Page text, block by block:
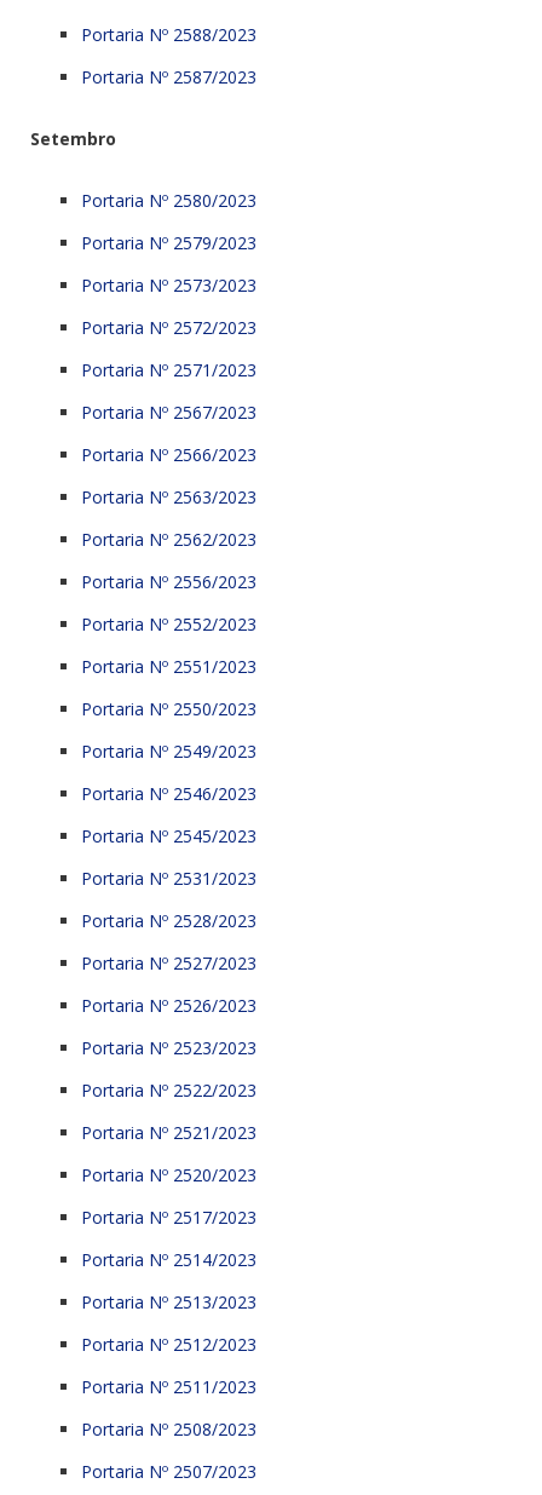
Portaria Nº 2588/2023
Portaria Nº 2587/2023
Setembro
Portaria Nº 2580/2023
Portaria Nº 2579/2023
Portaria Nº 2573/2023
Portaria Nº 2572/2023
Portaria Nº 2571/2023
Portaria Nº 2567/2023
Portaria Nº 2566/2023
Portaria Nº 2563/2023
Portaria Nº 2562/2023
Portaria Nº 2556/2023
Portaria Nº 2552/2023
Portaria Nº 2551/2023
Portaria Nº 2550/2023
Portaria Nº 2549/2023
Portaria Nº 2546/2023
Portaria Nº 2545/2023
Portaria Nº 2531/2023
Portaria Nº 2528/2023
Portaria Nº 2527/2023
Portaria Nº 2526/2023
Portaria Nº 2523/2023
Portaria Nº 2522/2023
Portaria Nº 2521/2023
Portaria Nº 2520/2023
Portaria Nº 2517/2023
Portaria Nº 2514/2023
Portaria Nº 2513/2023
Portaria Nº 2512/2023
Portaria Nº 2511/2023
Portaria Nº 2508/2023
Portaria Nº 2507/2023